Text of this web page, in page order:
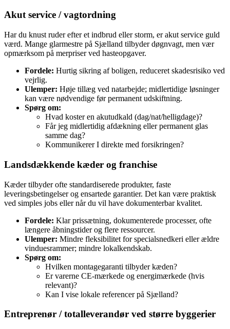
Akut service / vagtordning
Har du knust ruder efter et indbrud eller storm, er akut service guld
værd. Mange glarmestre på Sjælland tilbyder døgnvagt, men vær
opmærksom på merpriser ved hasteopgaver.
Fordele: Hurtig sikring af boligen, reduceret skadesrisiko ved
vejrlig.
Ulemper: Høje tillæg ved natarbejde; midlertidige løsninger
kan være nødvendige før permanent udskiftning.
Spørg om:
Hvad koster en akutudkald (dag/nat/helligdage)?
Får jeg midlertidig afdækning eller permanent glas
samme dag?
Kommunikerer I direkte med forsikringen?
Landsdækkende kæder og franchise
Kæder tilbyder ofte standardiserede produkter, faste
leveringsbetingelser og ensartede garantier. Det kan være praktisk
ved simples jobs eller når du vil have dokumenterbar kvalitet.
Fordele: Klar prissætning, dokumenterede processer, ofte
længere åbningstider og flere ressourcer.
Ulemper: Mindre fleksibilitet for specialsnedkeri eller ældre
vinduesrammer; mindre lokalkendskab.
Spørg om:
Hvilken montagegaranti tilbyder kæden?
Er varerne CE-mærkede og energimærkede (hvis
relevant)?
Kan I vise lokale referencer på Sjælland?
Entreprenør / totalleverandør ved større byggerier